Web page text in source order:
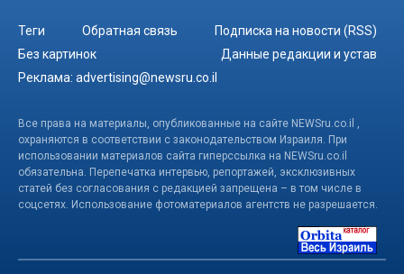
Теги Обратная связь
Подписка на новости (RSS)
Без картинок
Данные редакции и устав
Реклама: advertising@newsru.co.il
Все права на материалы, опубликованные на сайте NEWSru.co.il ,
охраняются в соответствии с законодательством Израиля. При
использовании материалов сайта гиперссылка на NEWSru.co.il
обязательна. Перепечатка интервью, репортажей, эксклюзивных
статей без согласования с редакцией запрещена – в том числе в
соцсетях. Использование фотоматериалов агентств не разрешается.